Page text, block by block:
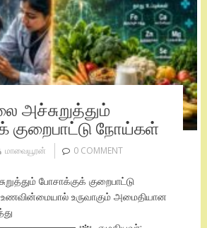
அச்சுறுத்தும்
குறைபாட்டு நோய்கள்
மாவையூரன் 0 COMMENT
போசாக்குக் குறைபாட்டு
உருவாகும் அமைதியான